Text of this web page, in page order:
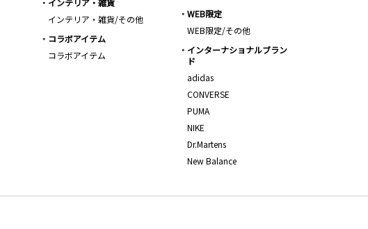
インテリア・雑貨
インテリア・雑貨/その他
WEB限定
WEB限定/その他
コラボアイテム
コラボアイテム
インターナショナルブラン
ド
adidas
CONVERSE
PUMA
NIKE
Dr.Martens
New Balance